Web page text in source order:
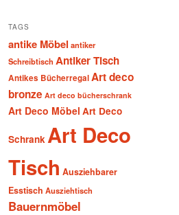
TAGS
antike Möbel antiker
Schreibtisch Antiker Tisch
Antikes BücherregalArt deco
bronze Art deco bücherschrank
Art Deco Möbel Art Deco
Schrank Art Deco
Tisch Ausziehbarer
Esstisch Ausziehtisch
Bauernmöbel